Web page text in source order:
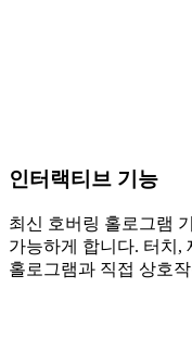
인터랙티브 기능
최신 호버링 홀로그램
가능하게 합니다. 터치,
홀로그램과 직접 상호